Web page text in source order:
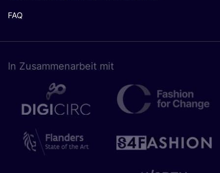
FAQ
In Zusam­men­ar­beit mit